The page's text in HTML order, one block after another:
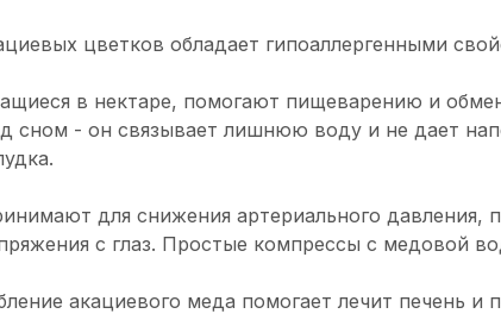
цветков обладает гипоаллергенными
в нектаре, помогают пищеварению и
сном - он связывает лишнюю воду и не дает
для снижения артериального давления,
с глаз. Простые компрессы с медовой
акациевого меда помогает лечит печень и